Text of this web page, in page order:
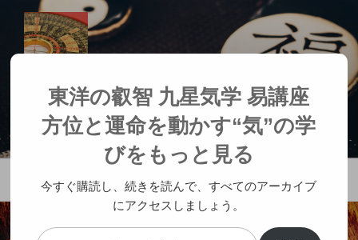
キ
ッ
東洋の叡智 九星気学 易講座 方位と
運命を動かす“気”の学び
人生が変わる神社参拝
メニュー
東洋の叡智 九星気学 易講座
方位と運命を動かす“気”の学
びをもっと見る
今すぐ購読し、続きを読んで、すべてのアーカイブ
にアクセスしましょう。
メールアドレスを入力...